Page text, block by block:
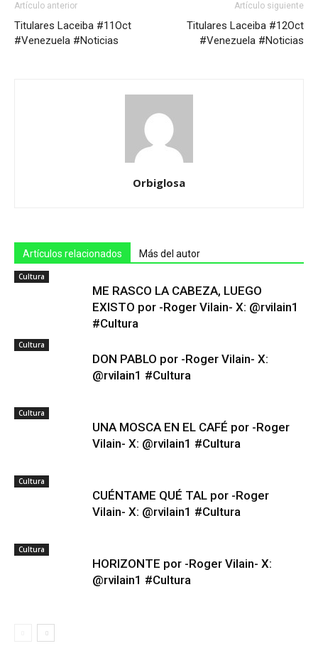
Artículo anterior
Titulares Laceiba #11Oct
#Venezuela #Noticias
Artículo siguiente
Titulares Laceiba #12Oct
#Venezuela #Noticias
Orbiglosa
Artículos relacionados Más del autor
Cultura
ME RASCO LA CABEZA, LUEGO
EXISTO por -Roger Vilain- X: @rvilain1
#Cultura
Cultura
DON PABLO por -Roger Vilain- X:
@rvilain1 #Cultura
Cultura
UNA MOSCA EN EL CAFÉ por -Roger
Vilain- X: @rvilain1 #Cultura
Cultura
CUÉNTAME QUÉ TAL por -Roger
Vilain- X: @rvilain1 #Cultura
Cultura
HORIZONTE por -Roger Vilain- X:
@rvilain1 #Cultura